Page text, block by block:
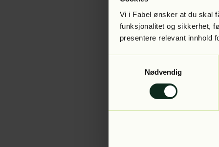
Vi i Fabel ønsker at du skal
funksjonalitet og sikkerhet,
presentere relevant innhold
Nødvendig
Application